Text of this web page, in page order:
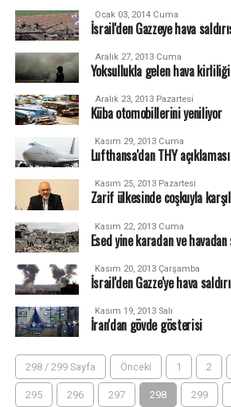
Ocak 03, 2014 Cuma
İsrail'den Gazzeye hava
Aralık 27, 2013 Cuma
Yoksullukla gelen hava kirliliği
Aralık 23, 2013 Pazartesi
Küba otomobillerini yeniliyor
Kasım 29, 2013 Cuma
Lufthansa'dan THY açıklaması
Kasım 25, 2013 Pazartesi
Zarif ülkesinde coşkuyla
Kasım 22, 2013 Cuma
Esed yine karadan ve
Kasım 20, 2013 Çarşamba
İsrail'den Gazze'ye hava
Kasım 19, 2013 Salı
İran'dan gövde gösterisi
298 / 299 Sayfa Önceki 1 2
295 296 297 298 299